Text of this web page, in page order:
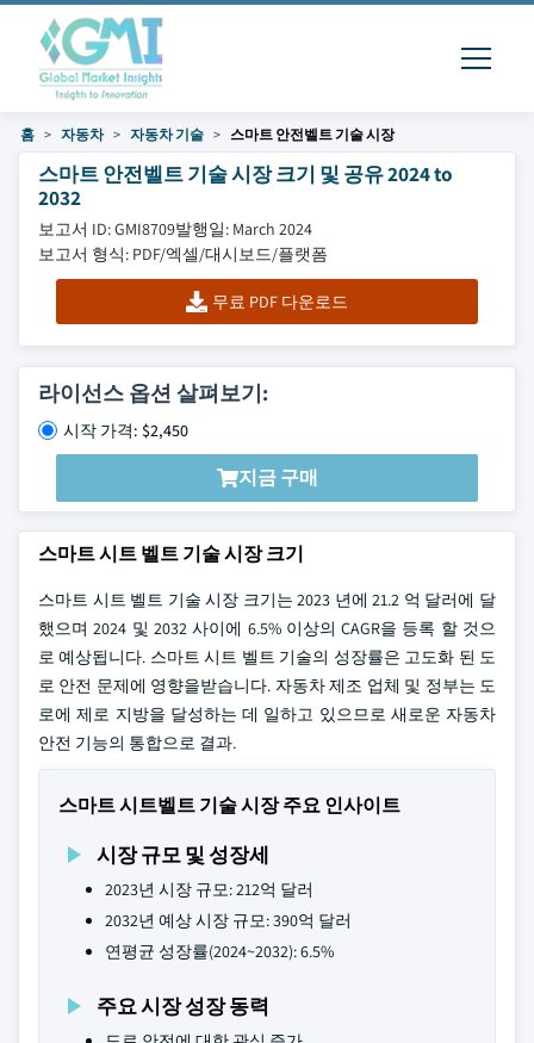
홈 자동차 자동차 기술 스마트 안전벨트 기술 시장
스마트 안전벨트 기술 시장 크기 및 공유 2024 to
2032
보고서 ID: GMI8709발행일: March 2024
보고서 형식: PDF/엑셀/대시보드/플랫폼
무료 PDF 다운로드
라이선스 옵션 살펴보기:
시작 가격: $2,450
지금 구매
스마트 시트 벨트 기술 시장 크기
스마트 시트 벨트 기술 시장 크기는 2023 년에 21.2 억 달러에 달
했으며 2024 및 2032 사이에 6.5% 이상의 CAGR을 등록 할 것으
로 예상됩니다. 스마트 시트 벨트 기술의 성장률은 고도화 된 도
로 안전 문제에 영향을받습니다. 자동차 제조 업체 및 정부는 도
로에 제로 지방을 달성하는 데 일하고 있으므로 새로운 자동차
안전 기능의 통합으로 결과.
스마트 시트벨트 기술 시장 주요 인사이트
시장 규모 및 성장세
2023년 시장 규모: 212억 달러
2032년 예상 시장 규모: 390억 달러
연평균 성장률(2024~2032): 6.5%
주요 시장 성장 동력